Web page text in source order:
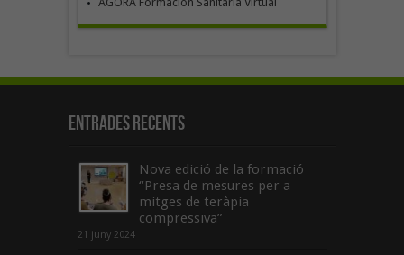
Entrades recents
Nova edició de la formació
“Presa de mesures per a
mitges de teràpia
compressiva”
21 juny 2024